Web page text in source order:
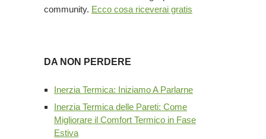
community. Ecco cosa riceverai gratis
DA NON PERDERE
Inerzia Termica: Iniziamo A Parlarne
Inerzia Termica delle Pareti: Come
Migliorare il Comfort Termico in Fase
Estiva